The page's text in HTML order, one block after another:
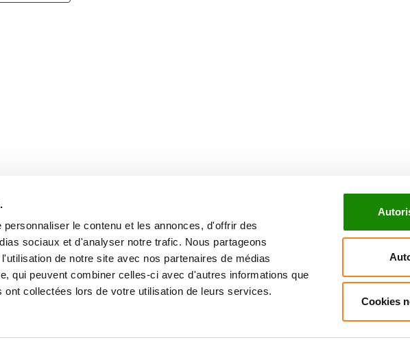
le contenu et les annonces, d'offrir des
sociaux et d'analyser notre trafic. Nous partageons
de notre site avec nos partenaires de médias
qui peuvent combiner celles-ci avec d'autres informations que
collectées lors de votre utilisation de leurs services.
Cookies